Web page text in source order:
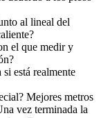
al lineal del
el que medir y
está realmente
Mejores metros
vez terminada la